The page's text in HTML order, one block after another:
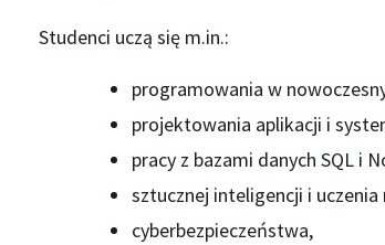
Studenci uczą się m.in.:
programowania w
projektowania aplikacji i
pracy z bazami danych SQL i
sztucznej inteligencji i
cyberbezpieczeństwa,